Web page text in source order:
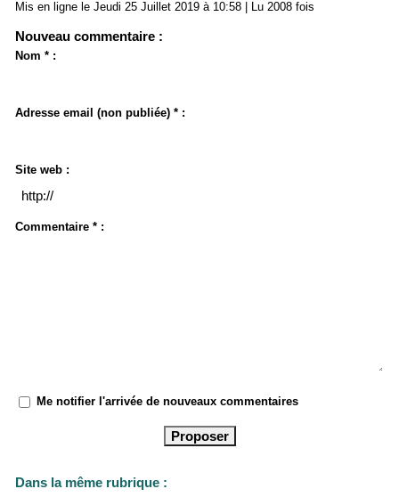
Mis en ligne le Jeudi 25 Juillet 2019 à 10:58 | Lu 2008 fois
Nouveau commentaire :
Nom * :
Adresse email (non publiée) * :
Site web :
Commentaire * :
Me notifier l'arrivée de nouveaux commentaires
Dans la même rubrique :